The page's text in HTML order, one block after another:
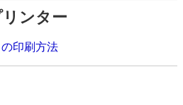
ンター
印刷方法